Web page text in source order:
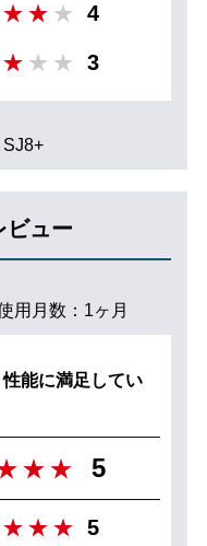
4
3
ビュー
用月数： 1ヶ月
能に満足してい
5
5